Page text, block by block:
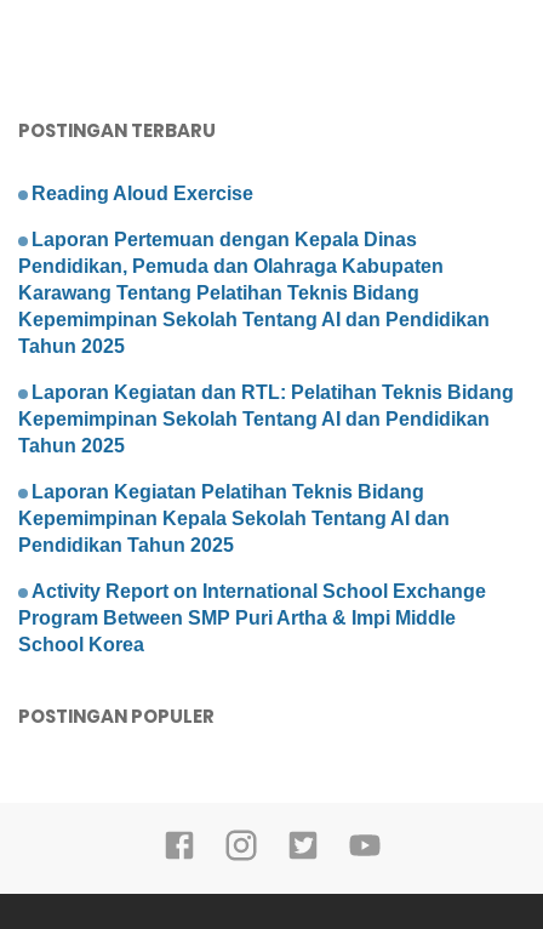
POSTINGAN TERBARU
Reading Aloud Exercise
Laporan Pertemuan dengan Kepala Dinas
Pendidikan, Pemuda dan Olahraga Kabupaten
Karawang Tentang Pelatihan Teknis Bidang
Kepemimpinan Sekolah Tentang AI dan Pendidikan
Tahun 2025
Laporan Kegiatan dan RTL: Pelatihan Teknis Bidang
Kepemimpinan Sekolah Tentang AI dan Pendidikan
Tahun 2025
Laporan Kegiatan Pelatihan Teknis Bidang
Kepemimpinan Kepala Sekolah Tentang AI dan
Pendidikan Tahun 2025
Activity Report on International School Exchange
Program Between SMP Puri Artha & Impi Middle
School Korea
POSTINGAN POPULER